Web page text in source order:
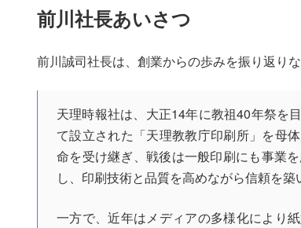
前川社長あいさつ
前川誠司社長は、創業からの歩みを振り返り
天理時報社は、大正14年に教祖40年祭を
て設立された「天理教教庁印刷所」を母
命を受け継ぎ、戦後は一般印刷にも事業
し、印刷技術と品質を高めながら信頼を築
一方で、近年はメディアの多様化により